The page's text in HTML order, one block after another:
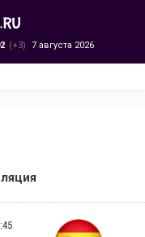
(+3) 7 августа 2026